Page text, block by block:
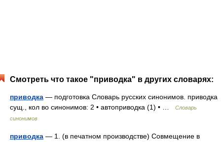
Смотреть что такое "приводка" в других словарях:
приводка — подготовка Словарь русских синонимов. приводка
сущ., кол во синонимов: 2 • автоприводка (1) • …
Словарь
синонимов
приводка — 1. (в печатном производстве) Совмещение в